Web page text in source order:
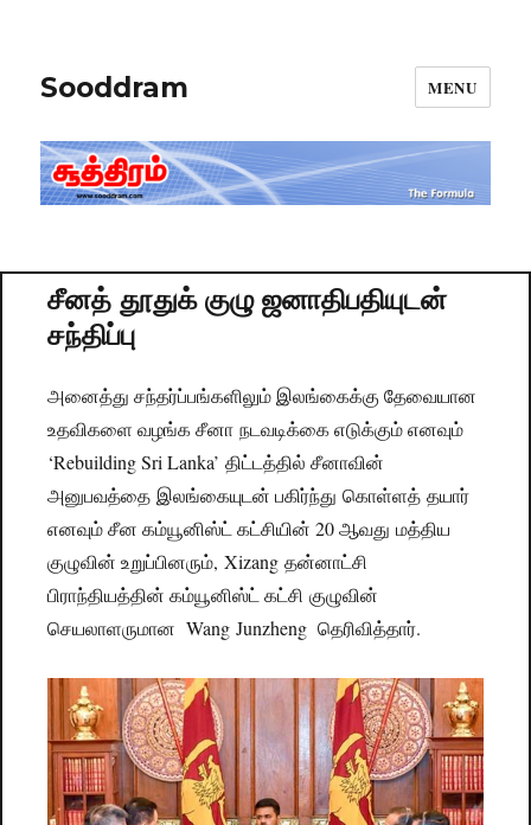
Sooddram MENU
சீனத் தூதுக் குழு ஜனாதிபதியுடன்
சந்திப்பு
அனைத்து சந்தர்ப்பங்களிலும் இலங்கைக்கு தேவையான
உதவிகளை வழங்க சீனா நடவடிக்கை எடுக்கும் எனவும்
‘Rebuilding Sri Lanka’ திட்டத்தில் சீனாவின்
அனுபவத்தை இலங்கையுடன் பகிர்ந்து கொள்ளத் தயார்
எனவும் சீன கம்யூனிஸ்ட் கட்சியின் 20 ஆவது மத்திய
குழுவின் உறுப்பினரும், Xizang தன்னாட்சி
பிராந்தியத்தின் கம்யூனிஸ்ட் கட்சி குழுவின்
செயலாளருமான Wang Junzheng தெரிவித்தார்.